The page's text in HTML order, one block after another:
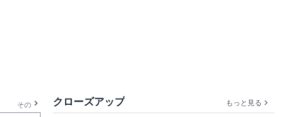
その他 クローズアップ もっと見る